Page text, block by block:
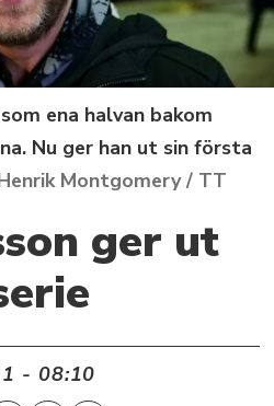
ena halvan bakom
Nu ger han ut sin första
Montgomery / TT
ger ut
- 08:10